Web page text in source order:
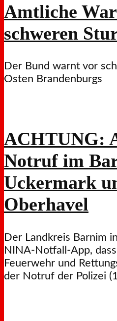
Amtliche
schweren
Der Bund warnt vor
Osten Brandenburgs
ACHTUNG:
Notruf im
Uckermark
Oberhavel
Der Landkreis Barnim
NINA-Notfall-App,
Feuerwehr und
der Notruf der Polizei